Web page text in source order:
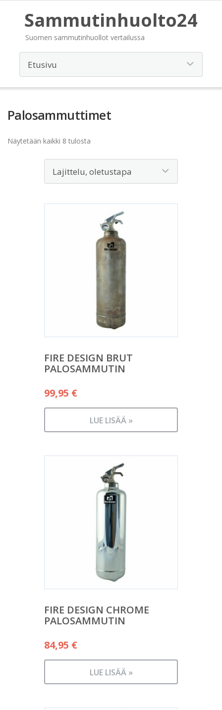
Sammutinhuolto24
Suomen sammutinhuollot vertailussa
Palosammuttimet
Näytetään kaikki 8 tulosta
FIRE DESIGN BRUT
PALOSAMMUTIN
99,95 €
LUE LISÄÄ »
FIRE DESIGN CHROME
PALOSAMMUTIN
84,95 €
LUE LISÄÄ »